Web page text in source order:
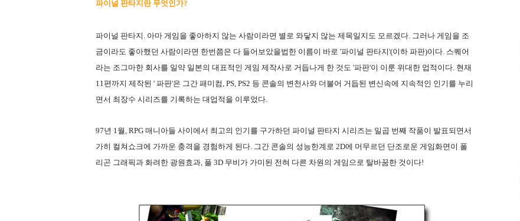
파이널 판타지란 무엇인가?
파이널 판타지. 아마 게임을 좋아하지 않는 사람이라면 별로 와닿지 않는 제목일지도 모르겠다. 그러나 게임을 조
금이라도 좋아했던 사람이라면 한번쯤은 다 들어보았을법한 이름이 바로 '파이널 판타지'(이하 파판)이다. 스퀘어
라는 조그마한 회사를 일약 일본의 대표적인 게임 제작사로 거듭나게 한 것도 '파판'이 이룬 위대한 업적이다. 현재
11편까지 제작된 ' 파판'은 그간 패미컴, PS, PS2 등 콘솔의 변천사와 더불어 거듭된 변신속에 지속적인 인기를 누리
면서 최장수 시리즈를 기록하는 대업적을 이루었다.
97년 1월, RPG 매니아들 사이에서 최고의 인기를 구가하던 파이널 판타지 시리즈는 일곱 번째 작품이 발표되면서
가히 컬쳐쇼크에 가까운 충격을 경험하게 된다. 그간 콘솔의 성능한계로 2D에 머무르던 단조로운 게임화면이 폴
리곤 그래픽과 화려한 광원효과, 풀 3D 무비가 가미된 전혀 다른 차원의 게임으로 탈바꿈한 것이다!